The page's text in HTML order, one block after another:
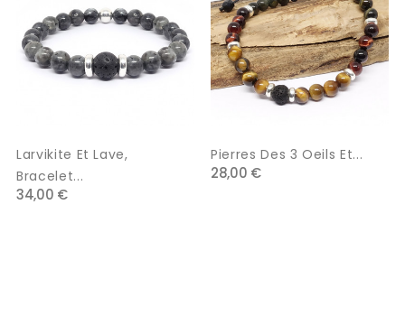
Larvikite Et Lave,
Bracelet...
34,00 €
Pierres Des 3 Oeils Et...
28,00 €